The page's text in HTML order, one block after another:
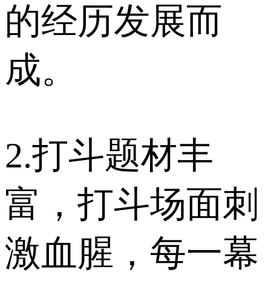
的经历发展而
成。
2.打斗题材丰
富，打斗场面刺
激血腥，每一幕